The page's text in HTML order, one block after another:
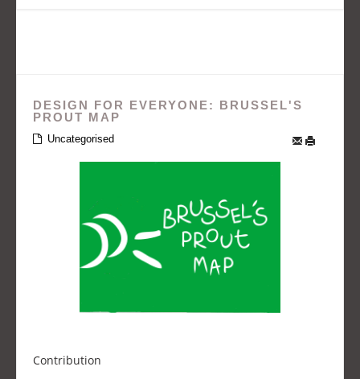
DESIGN FOR EVERYONE: BRUSSEL'S
PROUT MAP
Uncategorised
Contribution